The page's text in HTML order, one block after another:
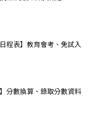
程表】教育會考、免試入
分數換算、錄取分數資料